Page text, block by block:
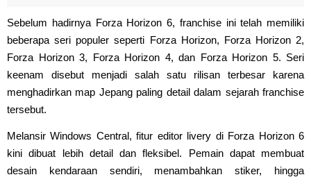
Sebelum hadirnya Forza Horizon 6, franchise ini telah memiliki
beberapa seri populer seperti Forza Horizon, Forza Horizon 2,
Forza Horizon 3, Forza Horizon 4, dan Forza Horizon 5. Seri
keenam disebut menjadi salah satu rilisan terbesar karena
menghadirkan map Jepang paling detail dalam sejarah franchise
tersebut.
Melansir Windows Central, fitur editor livery di Forza Horizon 6
kini dibuat lebih detail dan fleksibel. Pemain dapat membuat
desain kendaraan sendiri, menambahkan stiker, hingga